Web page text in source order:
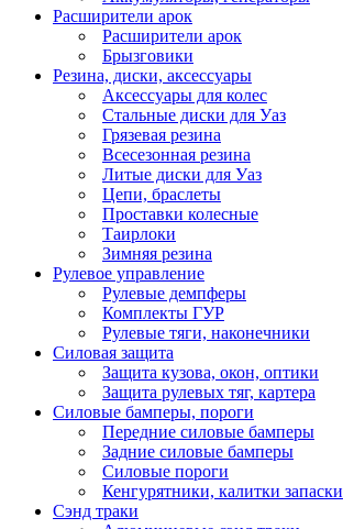
Расширители арок
Расширители арок
Брызговики
Резина, диски, аксессуары
Аксессуары для колес
Стальные диски для Уаз
Грязевая резина
Всесезонная резина
Литые диски для Уаз
Цепи, браслеты
Проставки колесные
Таирлоки
Зимняя резина
Рулевое управление
Рулевые демпферы
Комплекты ГУР
Рулевые тяги, наконечники
Силовая защита
Защита кузова, окон, оптики
Защита рулевых тяг, картера
Силовые бамперы, пороги
Передние силовые бамперы
Задние силовые бамперы
Силовые пороги
Кенгурятники, калитки запаски
Сэнд траки